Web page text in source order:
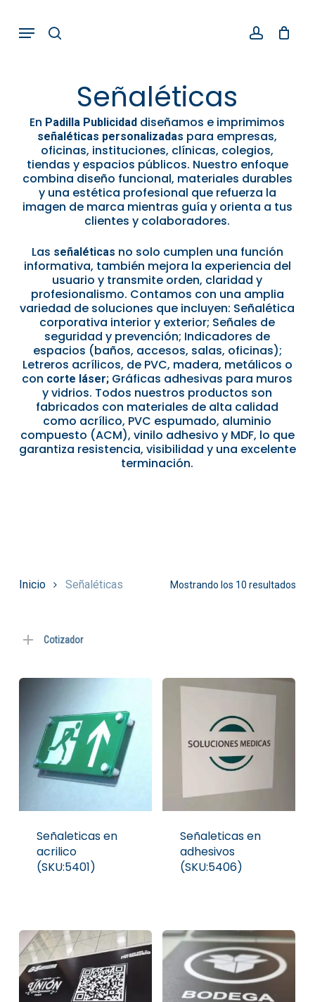
account
Menu
Señaléticas
En Padilla Publicidad diseñamos e imprimimos
señaléticas personalizadas para empresas,
oficinas, instituciones, clínicas, colegios,
tiendas y espacios públicos. Nuestro enfoque
combina diseño funcional, materiales durables
y una estética profesional que refuerza la
imagen de marca mientras guía y orienta a tus
clientes y colaboradores.
Las señaléticas no solo cumplen una función
informativa, también mejora la experiencia del
usuario y transmite orden, claridad y
profesionalismo. Contamos con una amplia
variedad de soluciones que incluyen: Señalética
corporativa interior y exterior; Señales de
seguridad y prevención; Indicadores de
espacios (baños, accesos, salas, oficinas);
Letreros acrílicos, de PVC, madera, metálicos o
con corte láser; Gráficas adhesivas para muros
y vidrios. Todos nuestros productos son
fabricados con materiales de alta calidad
como acrílico, PVC espumado, aluminio
compuesto (ACM), vinilo adhesivo y MDF, lo que
garantiza resistencia, visibilidad y una excelente
terminación.
Mostrando los 10 resultados
Inicio Señaléticas
Cotizador
Señaleticas en
acrilico
(SKU:5401)
Señaleticas en
adhesivos
(SKU:5406)